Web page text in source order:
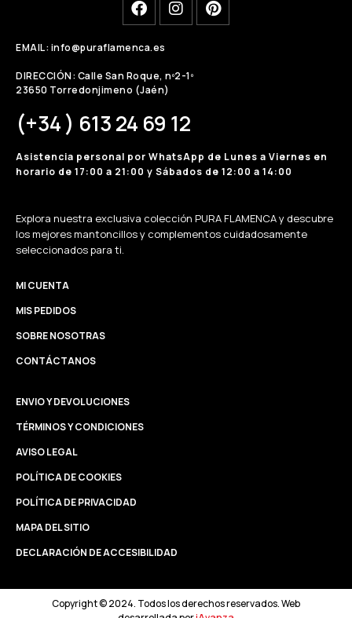
EMAIL: info@puraflamenca.es
DIRECCIÓN: Calle San Roque, nº2-1º
23650 Torredonjimeno (Jaén)
(+34 ) 613 24 69 12
Asistencia personal por WhatsApp de Lunes a Viernes en
horario de 17:00 a 21:00 y Sábados de 12:00 a 14:00
Explora nuestra exclusiva colección PURA FLAMENCA y descubre
los mejores mantoncillos y complementos cuidadosamente
seleccionados para ti.
MI CUENTA
MIS PEDIDOS
SOBRE NOSOTRAS
CONTÁCTANOS
ENVIO Y DEVOLUCIONES
TÉRMINOS Y CONDICIONES
AVISO LEGAL
POLÍTICA DE COOKIES
POLÍTICA DE PRIVACIDAD
MAPA DEL SITIO
DECLARACIÓN DE ACCESIBILIDAD
Copyright © 2024. Todos los derechos reservados. Web